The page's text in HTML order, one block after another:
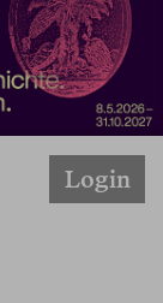
Login